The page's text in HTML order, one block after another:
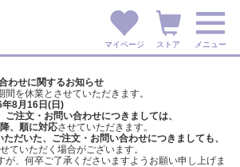
マイページ ストア メニュー
わせに関するお知らせ
を休業とさせていただきます。
8月16日(日)
注文・お問い合わせにつきましては、
、順に対応させていただきます。
だいた、ご注文・ お問い合わせにつきましても、
ていただく場合がございます。
、 何卒ご了承くださいますようお願い申し上げま